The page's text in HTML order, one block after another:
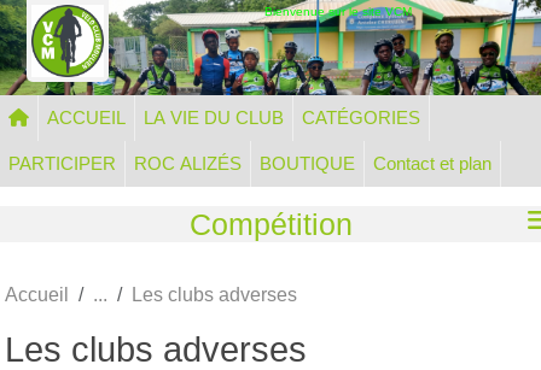
Bienvenue sur le site VCM
ACCUEIL LA VIE DU CLUB CATÉGORIES
PARTICIPER ROC ALIZÉS BOUTIQUE Contact et plan
Compétition
Accueil Les clubs adverses
Les clubs adverses
Panneau de gestion des cookies